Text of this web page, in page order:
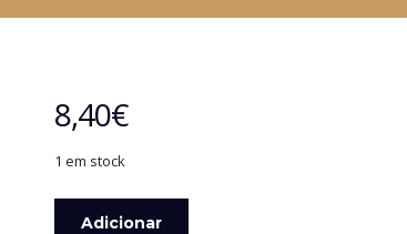
8,40€
1 em stock
Adicionar